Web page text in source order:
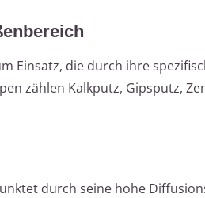
Einsatz, die durch ihre
zählen Kalkputz, Gipsputz,
durch seine hohe